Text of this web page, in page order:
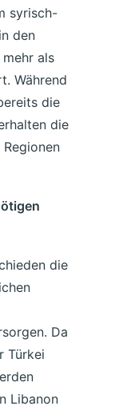
syrisch-
den
als
Während
die
die
Regionen
die
Da
Türkei
Libanon